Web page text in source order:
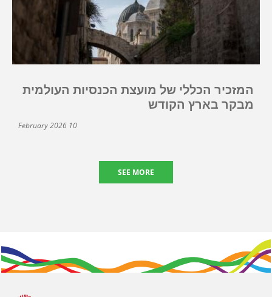
המזכיר הכללי של מועצת הכנסיות העולמית
מבקר בארץ הקודש
10 February 2026
SEE MORE